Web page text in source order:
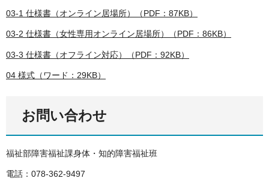
03-1 仕様書（オンライン居場所）（PDF：87KB）
03-2 仕様書（女性専用オンライン居場所）（PDF：86KB）
03-3 仕様書（オフライン対応）（PDF：92KB）
04 様式（ワード：29KB）
お問い合わせ
福祉部障害福祉課身体・知的障害福祉班
電話：078-362-9497